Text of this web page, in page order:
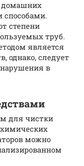
домашних
способами.
степени
труб.
является
однако, следует
в
для чистки
химических
можно